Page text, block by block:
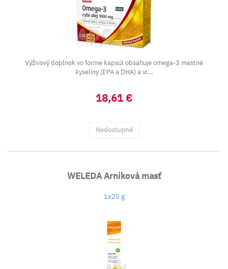
Výživový doplnok vo forme kapsúl obsahuje omega-3 mastné
kyseliny (EPA a DHA) a vi...
18,61 €
Nedostupné
WELEDA Arniková masť
1x25 g